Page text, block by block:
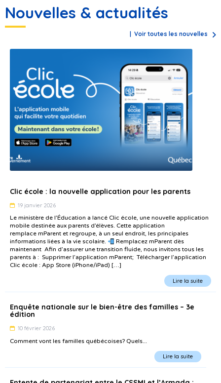
Nouvelles & actualités
Voir toutes les nouvelles
Clic école : la nouvelle application pour les parents
19 janvier 2026
Le ministère de l’Éducation a lancé Clic école, une nouvelle application
mobile destinée aux parents d’élèves. Cette application
remplace mParent et regroupe, à un seul endroit, les principales
informations liées à la vie scolaire.
Remplacez mParent dès
maintenant Afin d’assurer une transition fluide, nous invitons tous les
parents à : Supprimer l’application mParent; Télécharger l’application
Clic école : App Store (iPhone/iPad) […]
Lire la suite
Enquête nationale sur le bien-être des familles – 3e
édition
10 février 2026
Comment vont les familles québécoises? Quels...
Lire la suite